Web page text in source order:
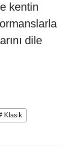
kentin
dile
Klasik